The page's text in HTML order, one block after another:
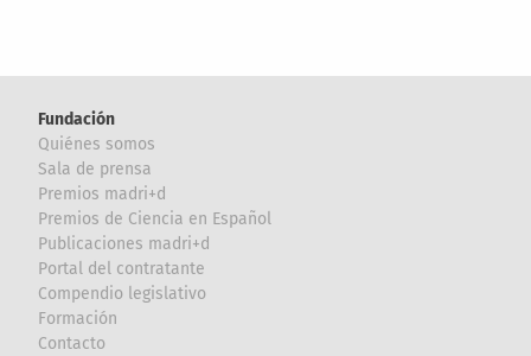
Fundación
Quiénes somos
Sala de prensa
Premios madri+d
Premios de Ciencia en Español
Publicaciones madri+d
Portal del contratante
Compendio legislativo
Formación
Contacto